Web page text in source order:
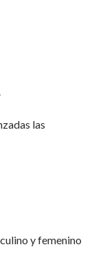
las
y femenino